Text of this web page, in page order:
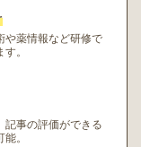
や薬情報など研修で
。
記事の評価ができる
。